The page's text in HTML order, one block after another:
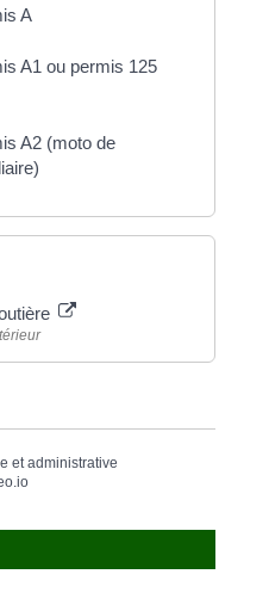
A
A1 ou permis 125
A2 (moto de
et administrative